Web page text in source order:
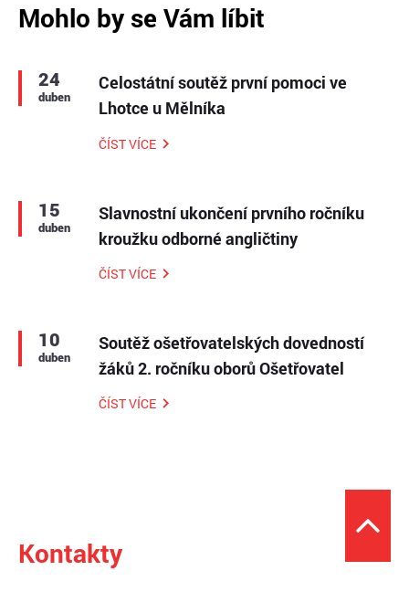
Mohlo by se Vám líbit
24
duben
Celostátní soutěž první pomoci ve
Lhotce u Mělníka
ČÍST VÍCE
15
duben
Slavnostní ukončení prvního ročníku
kroužku odborné angličtiny
ČÍST VÍCE
10
duben
Soutěž ošetřovatelských dovedností
žáků 2. ročníku oborů Ošetřovatel
ČÍST VÍCE
Kontakty